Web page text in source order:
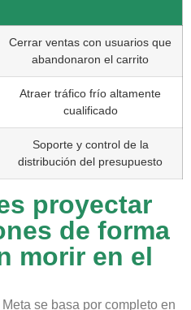
Cerrar ventas con usuarios que
abandonaron el carrito
Atraer tráfico frío altamente
cualificado
Soporte y control de la
distribución del presupuesto
proyectar
de forma
morir en el
se basa por completo en